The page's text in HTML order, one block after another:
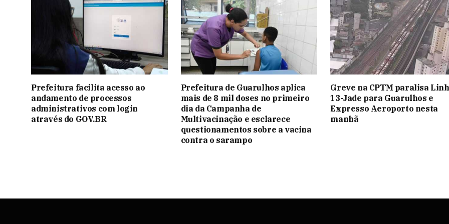
Prefeitura facilita acesso ao
andamento de processos
administrativos com login
através do GOV.BR
Prefeitura de Guarulhos aplica
mais de 8 mil doses no primeiro
dia da Campanha de
Multivacinação e esclarece
questionamentos sobre a vacina
contra o sarampo
Greve na CPTM paralisa
13-Jade para Guarulhos e
Expresso Aeroporto nesta
manhã